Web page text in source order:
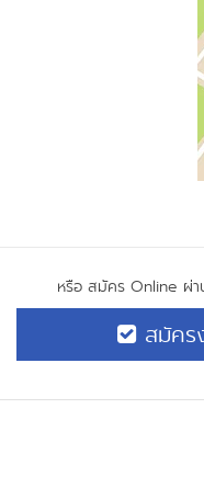
หรือ สมัคร Online ผ่
สมัคร